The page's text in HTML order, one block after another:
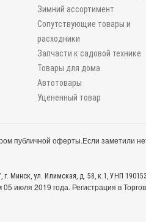
Зимний ассортимент
Сопутствующие товары и
расходники
Запчасти к садовой технике
Товары для дома
Автотовары
Уцененный товар
публичной оферты.Если заметили
Минск, ул. Илимская, д. 58, к.1, УНП
июля 2019 года. Регистрация в